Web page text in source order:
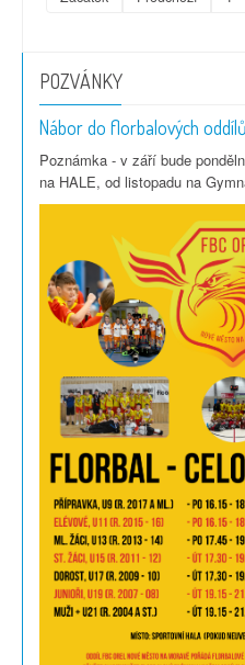
POZVÁNKY
Nábor do florbalových oddílů
Poznámka - v září bude
na HALE, od listopadu na